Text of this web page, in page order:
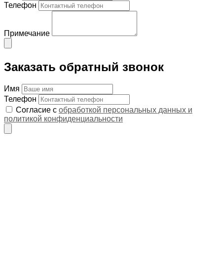
Телефон
Примечание
Заказать обратный звонок
Имя
Телефон
Согласие с обработкой персональных данных и
политикой конфиденциальности